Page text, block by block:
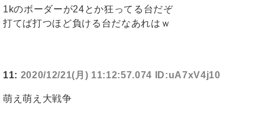
1kのボーダーが24とか狂ってる台だぞ
打てば打つほど負ける台だなあれはｗ
11: 2020/12/21(月) 11:12:57.074 ID:uA7xV4j10
萌え萌え大戦争